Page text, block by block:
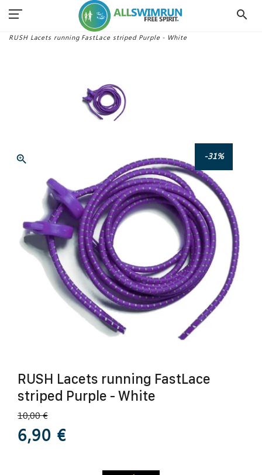
search
Chaussures Swimrun
Lacets
RUSH Lacets running FastLace striped Purple - White
zoom_in -31%
RUSH Lacets running FastLace
striped Purple - White
10,00 €
6,90 €